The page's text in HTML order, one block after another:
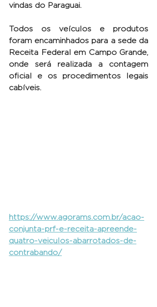
vindas do Paraguai.
Todos os veículos e produtos
foram encaminhados para a sede da
Receita Federal em Campo Grande,
onde será realizada a contagem
oficial e os procedimentos legais
cabíveis.
https://www.agorams.com.br/acao-
conjunta-prf-e-receita-apreende-
quatro-veiculos-abarrotados-de-
contrabando/